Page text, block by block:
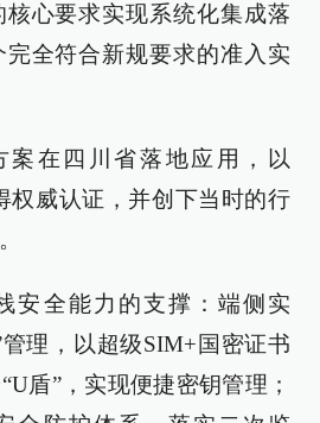
心要求实现系统化集成落
全符合新规要求的准入实
案在四川省落地应用，以
权威认证，并创下当时的行
安全能力的支撑：端侧实
理，以超级SIM+国密证书
盾”，实现便捷密钥管理；